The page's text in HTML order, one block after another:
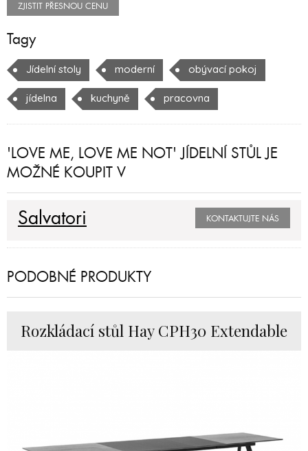
ZJISTIT PŘESNOU CENU
Tagy
Jídelní stoly moderní obývací pokoj
jídelna kuchyně pracovna
'LOVE ME, LOVE ME NOT' JÍDELNÍ STŮL JE
MOŽNÉ KOUPIT V
Salvatori KONTAKTUJTE NÁS
PODOBNÉ PRODUKTY
Rozkládací stůl Hay CPH30 Extendable